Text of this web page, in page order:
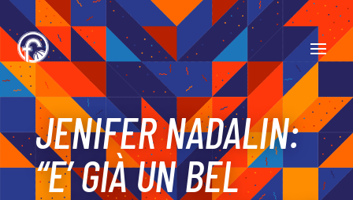
JENIFER NADALIN:
“E’ GIÀ UN BEL